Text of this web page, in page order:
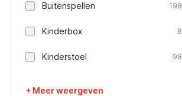
Buitenspellen 198
Kinderbox 8
Kinderstoel 98
+ Meer weergeven